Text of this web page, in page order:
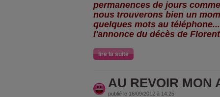
permanences de jours
nous trouverons bien un
quelques mots au
l'annonce du décès de
lire la suite
AU REVOIR MON
publié le 16/09/2012 à 14:25